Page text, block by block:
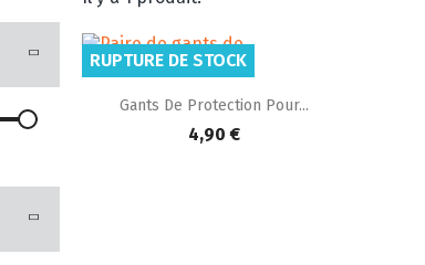
 Aperçu rapide
Gants De Protection Pour...
4,90 €
RUPTURE DE STOCK